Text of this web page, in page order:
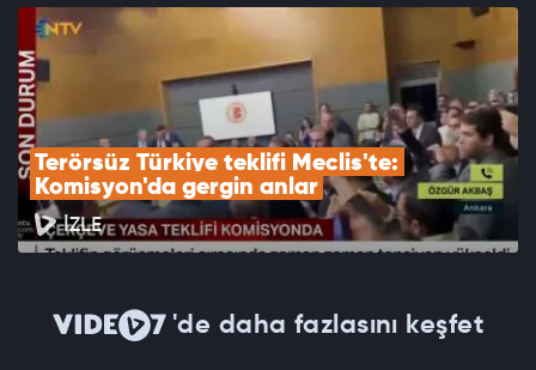
Terörsüz Türkiye teklifi Meclis'te:
Komisyon'da gergin anlar
İZLE
'de daha fazlasını keşfet